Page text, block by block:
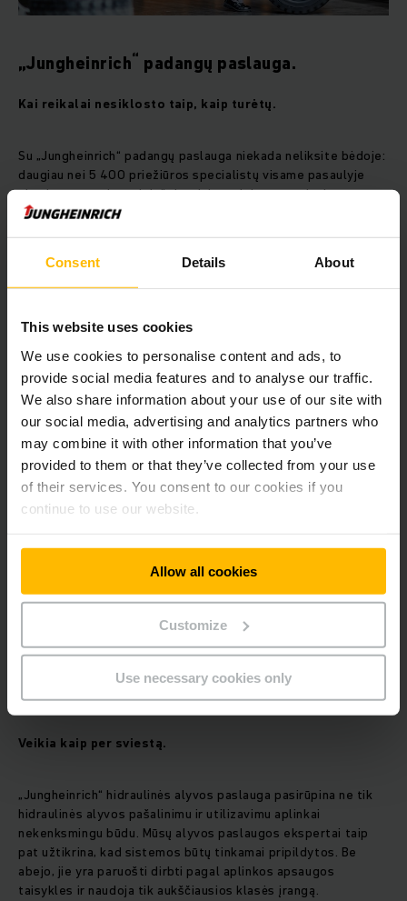
Consent Details About
This website uses cookies
We use cookies to personalise content and ads, to
provide social media features and to analyse our traffic.
We also share information about your use of our site with
our social media, advertising and analytics partners who
may combine it with other information that you’ve
provided to them or that they’ve collected from your use
of their services. You consent to our cookies if you
continue to use our website.
Allow all cookies
Customize
Use necessary cookies only
„Jungheinrich“ padangų paslauga.
Kai reikalai nesiklosto taip, kaip turėtų.
Su „Jungheinrich“ padangų paslauga niekada neliksite bėdoje:
daugiau nei 5 400 priežiūros specialistų visame pasaulyje
visada atsargoje turi dažniausiai naudojamų ratukų ir ratų, o
skubiais atvejais gali reaguoti nedelsdami. Kad būtų
naudojamos tik kokybiškos geriausių gamintojų padangos.
Trumpai apie gaunamą naudą:
Sutaupykite laiko naudodamiesi jūsų darbo vietoje
atliekama padangų paslauga
Lengviau planuokite išnaudodami nustatytus
apsilankymus
Kokybiškos padangos padeda užtikrinti saugumą ir
didžiausią našumą
Gamintojo kompetencija
„Jungheinrich“hidraulinės alyvos paslauga.
Veikia kaip per sviestą.
„Jungheinrich“ hidraulinės alyvos paslauga pasirūpina ne tik
hidraulinės alyvos pašalinimu ir utilizavimu aplinkai
nekenksmingu būdu. Mūsų alyvos paslaugos ekspertai taip
pat užtikrina, kad sistemos būtų tinkamai pripildytos. Be
abejo, jie yra paruošti dirbti pagal aplinkos apsaugos
taisykles ir naudoja tik aukščiausios klasės įrangą.